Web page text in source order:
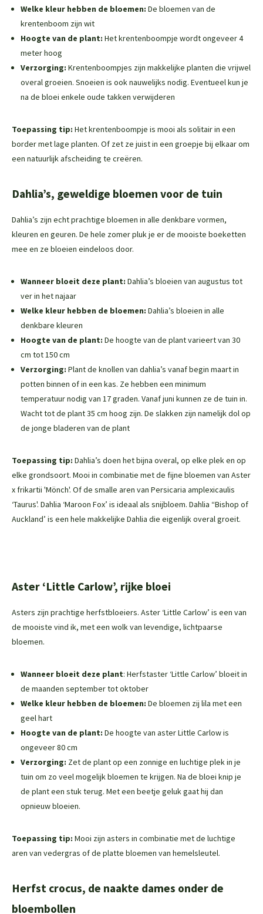
Welke kleur hebben de bloemen: De bloemen van de
krentenboom zijn wit
Hoogte van de plant: Het krentenboompje wordt ongeveer 4
meter hoog
Verzorging: Krentenboompjes zijn makkelijke planten die vrijwel
overal groeien. Snoeien is ook nauwelijks nodig. Eventueel kun je
na de bloei enkele oude takken verwijderen
Toepassing tip: Het krentenboompje is mooi als solitair in een
border met lage planten. Of zet ze juist in een groepje bij elkaar om
een natuurlijk afscheiding te creëren.
Dahlia’s, geweldige bloemen voor de tuin
Dahlia’s zijn echt prachtige bloemen in alle denkbare vormen,
kleuren en geuren. De hele zomer pluk je er de mooiste boeketten
mee en ze bloeien eindeloos door.
Wanneer bloeit deze plant: Dahlia’s bloeien van augustus tot
ver in het najaar
Welke kleur hebben de bloemen: Dahlia’s bloeien in alle
denkbare kleuren
Hoogte van de plant: De hoogte van de plant varieert van 30
cm tot 150 cm
Verzorging: Plant de knollen van dahlia’s vanaf begin maart in
potten binnen of in een kas. Ze hebben een minimum
temperatuur nodig van 17 graden. Vanaf juni kunnen ze de tuin in.
Wacht tot de plant 35 cm hoog zijn. De slakken zijn namelijk dol op
de jonge bladeren van de plant
Toepassing tip: Dahlia’s doen het bijna overal, op elke plek en op
elke grondsoort. Mooi in combinatie met de fijne bloemen van Aster
x frikartii 'Mönch'. Of de smalle aren van Persicaria amplexicaulis
‘Taurus'. Dahlia ‘Maroon Fox’ is ideaal als snijbloem. Dahlia “Bishop of
Auckland’ is een hele makkelijke Dahlia die eigenlijk overal groeit.
Aster ‘Little Carlow’, rijke bloei
Asters zijn prachtige herfstbloeiers. Aster ‘Little Carlow’ is een van
de mooiste vind ik, met een wolk van levendige, lichtpaarse
bloemen.
Wanneer bloeit deze plant: Herfstaster ‘Little Carlow’ bloeit in
de maanden september tot oktober
Welke kleur hebben de bloemen: De bloemen zij lila met een
geel hart
Hoogte van de plant: De hoogte van aster Little Carlow is
ongeveer 80 cm
Verzorging: Zet de plant op een zonnige en luchtige plek in je
tuin om zo veel mogelijk bloemen te krijgen. Na de bloei knip je
de plant een stuk terug. Met een beetje geluk gaat hij dan
opnieuw bloeien.
Toepassing tip: Mooi zijn asters in combinatie met de luchtige
aren van vedergras of de platte bloemen van hemelsleutel.
Herfst crocus, de naakte dames onder de
bloembollen